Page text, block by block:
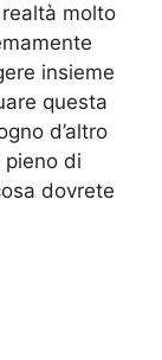
molto
insieme
questa
d’altro
di
dovrete